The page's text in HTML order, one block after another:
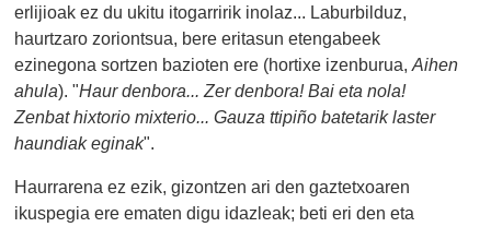
erlijioak ez du ukitu itogarririk inolaz... Laburbilduz,
haurtzaro zoriontsua, bere eritasun etengabeek
ezinegona sortzen bazioten ere (hortixe izenburua,Aihen
ahula). "Haur denbora... Zer denbora! Bai eta nola!
Zenbat hixtorio mixterio... Gauza ttipiño batetarik laster
haundiak eginak".
Haurrarena ez ezik, gizontzen ari den gaztetxoaren
ikuspegia ere ematen digu idazleak; beti eri den eta